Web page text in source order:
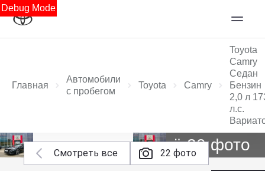
Debug Mode
Главная
Автомобили
с пробегом
Toyota Camry
Toyota
Camry
Седан
Бензин
2,0 л
л.с.
Смотреть все 22 фото
Ещё 20 фото